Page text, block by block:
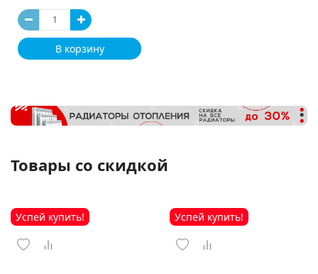
В корзину
Товары со скидкой
Успей купить! Успей купить!